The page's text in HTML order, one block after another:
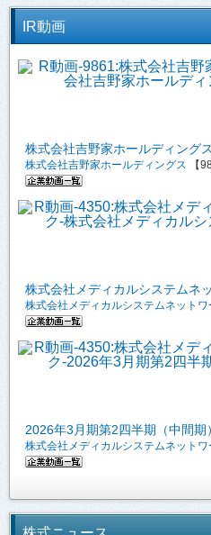
IR動画
株式会社吉野家ホールディング
株式会社吉野家ホールディングス 【
株式会社メディカルシステムネ
株式会社メディカルシステムネットワ
2026年3月期第2四半期（中間期
株式会社メディカルシステムネットワ